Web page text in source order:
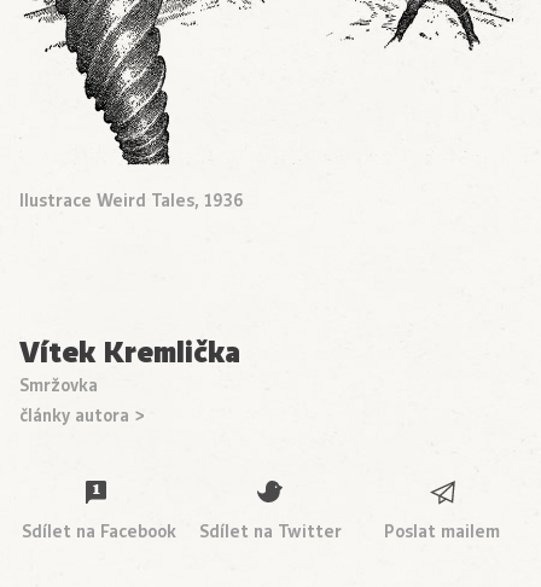
Ilustrace Weird Tales, 1936
Vítek Kremlička
Smržovka
články autora >
Sdílet na Facebook Sdílet na Twitter Poslat mailem